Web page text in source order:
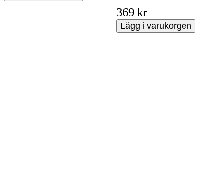
369 kr
Lägg i varukorgen